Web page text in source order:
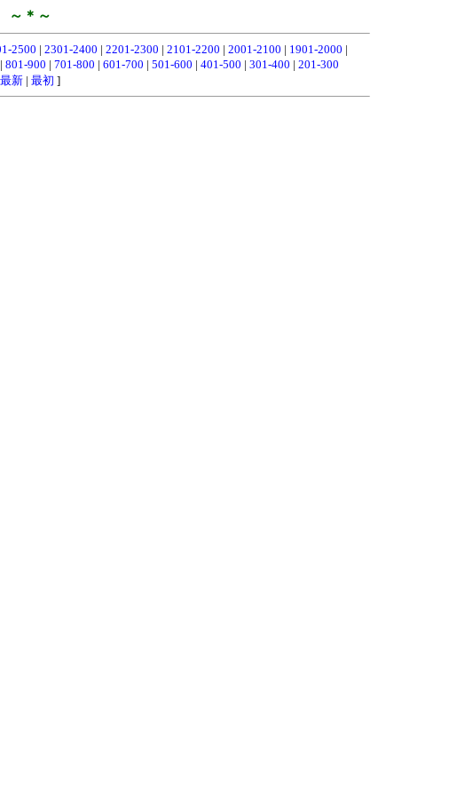
＊～
2500 | 2301-2400 | 2201-2300 | 2101-2200 | 2001-2100 | 1901-2000 |
| 801-900 | 701-800 | 601-700 | 501-600 | 401-500 | 301-400 | 201-300
最新| 最初 ]